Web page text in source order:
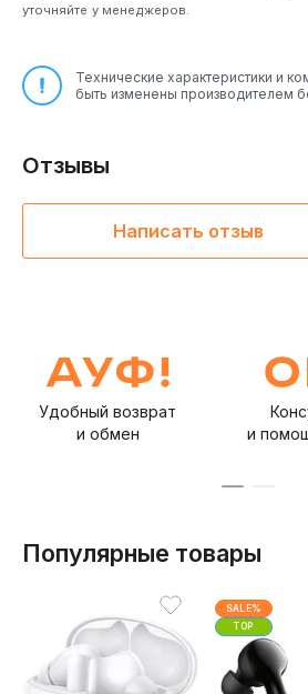
уточняйте у менеджеров.
Технические характеристики и
быть изменены производителем
Отзывы
Написать отзыв
Удобный возврат
и обмен
и
Популярные товары
SALE%
TOP